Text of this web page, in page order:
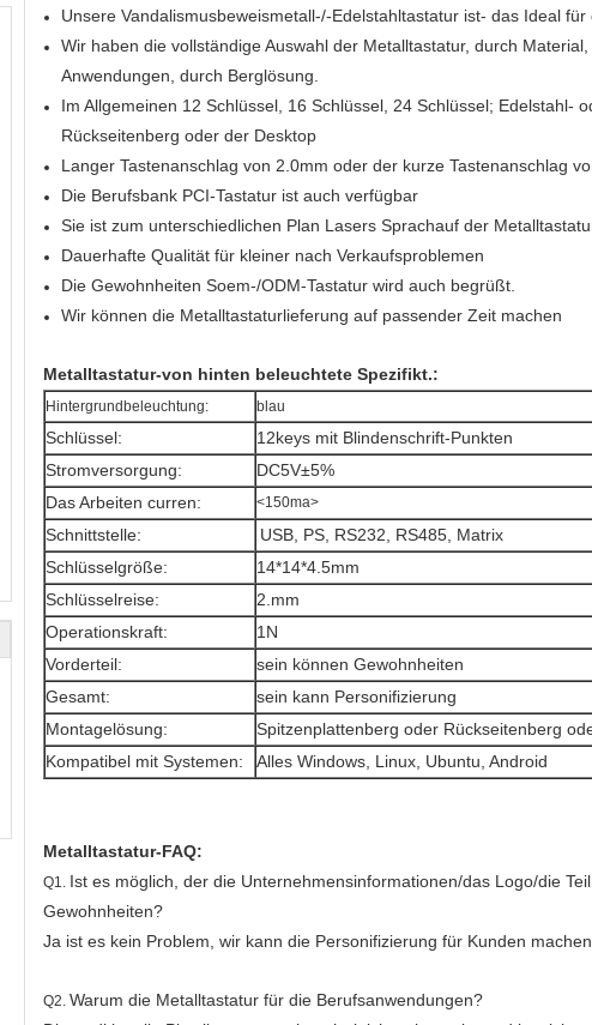
Unsere Vandalismusbeweismetall-/-Edelstahltastatur ist- das Ideal
Wir haben die vollständige Auswahl der Metalltastatur, durch
Anwendungen, durch Berglösung.
Im Allgemeinen 12 Schlüssel, 16 Schlüssel, 24 Schlüssel; Edelstahl-
Rückseitenberg oder der Desktop
Langer Tastenanschlag von 2.0mm oder der kurze Tastenanschlag
Die Berufsbank PCI-Tastatur ist auch verfügbar
Sie ist zum unterschiedlichen Plan Lasers Sprachauf der
Dauerhafte Qualität für kleiner nach Verkaufsproblemen
Die Gewohnheiten Soem-/ODM-Tastatur wird auch begrüßt.
Wir können die Metalltastaturlieferung auf passender Zeit machen
Metalltastatur-von hinten beleuchtete Spezifikt.:
Hintergrundbeleuchtung: blau
Schlüssel:
12keys mit Blindenschrift-Punkten
Stromversorgung:
DC5V±5%
Das Arbeiten curren:
<150ma>
Schnittstelle:
USB, PS, RS232, RS485, Matrix
Schlüsselgröße:
14*14*4.5mm
Schlüsselreise:
2.mm
Operationskraft:
1N
Vorderteil:
sein können Gewohnheiten
Gesamt:
sein kann Personifizierung
Montagelösung:
Spitzenplattenberg oder Rückseitenberg
Kompatibel mit Systemen:
Alles Windows, Linux, Ubuntu, Android
Metalltastatur-FAQ:
Q1. Ist es möglich, der die Unternehmensinformationen/das Logo/die
Gewohnheiten?
Ja ist es kein Problem, wir kann die Personifizierung für Kunden
Q2. Warum die Metalltastatur für die Berufsanwendungen?